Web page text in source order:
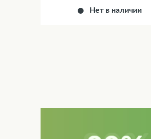
Нет в наличии